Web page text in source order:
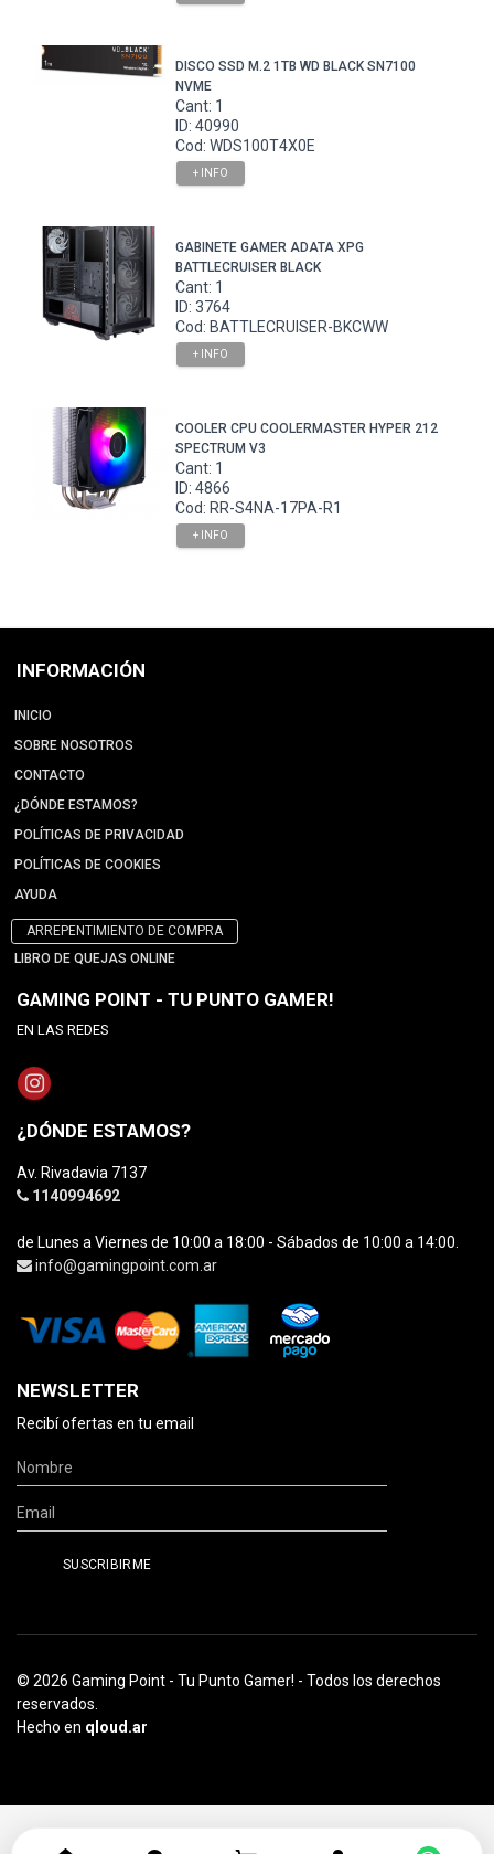
DISCO SSD M.2 1TB WD BLACK SN7100
NVME
Cant: 1
ID: 40990
Cod: WDS100T4X0E
+ INFO
GABINETE GAMER ADATA XPG
BATTLECRUISER BLACK
Cant: 1
ID: 3764
Cod: BATTLECRUISER-BKCWW
+ INFO
COOLER CPU COOLERMASTER HYPER 212
SPECTRUM V3
Cant: 1
ID: 4866
Cod: RR-S4NA-17PA-R1
+ INFO
INFORMACIÓN
INICIO
SOBRE NOSOTROS
CONTACTO
¿DÓNDE ESTAMOS?
POLÍTICAS DE PRIVACIDAD
POLÍTICAS DE COOKIES
AYUDA
ARREPENTIMIENTO DE COMPRA
LIBRO DE QUEJAS ONLINE
GAMING POINT - TU PUNTO GAMER!
EN LAS REDES
¿DÓNDE ESTAMOS?
Av. Rivadavia 7137
1140994692
de Lunes a Viernes de 10:00 a 18:00 - Sábados de 10:00 a 14:00.
info@gamingpoint.com.ar
NEWSLETTER
Recibí ofertas en tu email
© 2026 Gaming Point - Tu Punto Gamer! - Todos los derechos
reservados.
Hecho en qloud.ar